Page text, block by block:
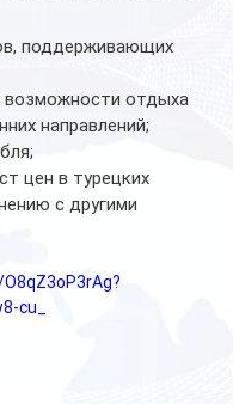
поддерживающих
возможности отдыха
направлений;
цен в турецких
с другими
cu_